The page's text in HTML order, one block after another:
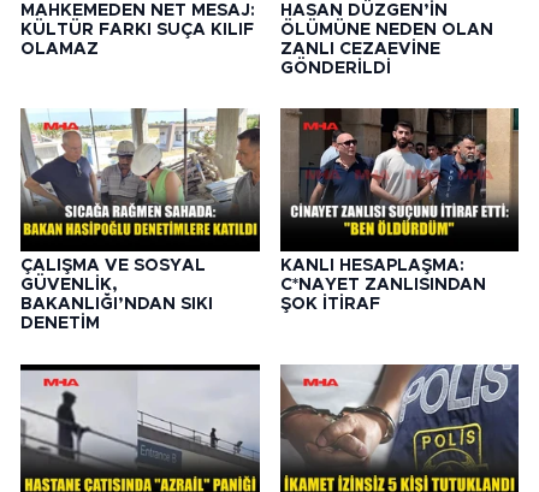
MAHKEMEDEN NET MESAJ:
KÜLTÜR FARKI SUÇA KILIF
OLAMAZ
HASAN DÜZGEN’İN
ÖLÜMÜNE NEDEN OLAN
ZANLI CEZAEVİNE
GÖNDERİLDİ
ÇALIŞMA VE SOSYAL
GÜVENLİK,
BAKANLIĞI’NDAN SIKI
DENETİM
KANLI HESAPLAŞMA:
C*NAYET ZANLISINDAN
ŞOK İTİRAF